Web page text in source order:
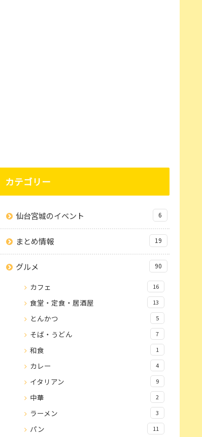
カテゴリー
仙台宮城のイベント 6
まとめ情報 19
グルメ 90
カフェ 16
食堂・定食・居酒屋 13
とんかつ 5
そば・うどん 7
和食 1
カレー 4
イタリアン 9
中華 2
ラーメン 3
パン 11